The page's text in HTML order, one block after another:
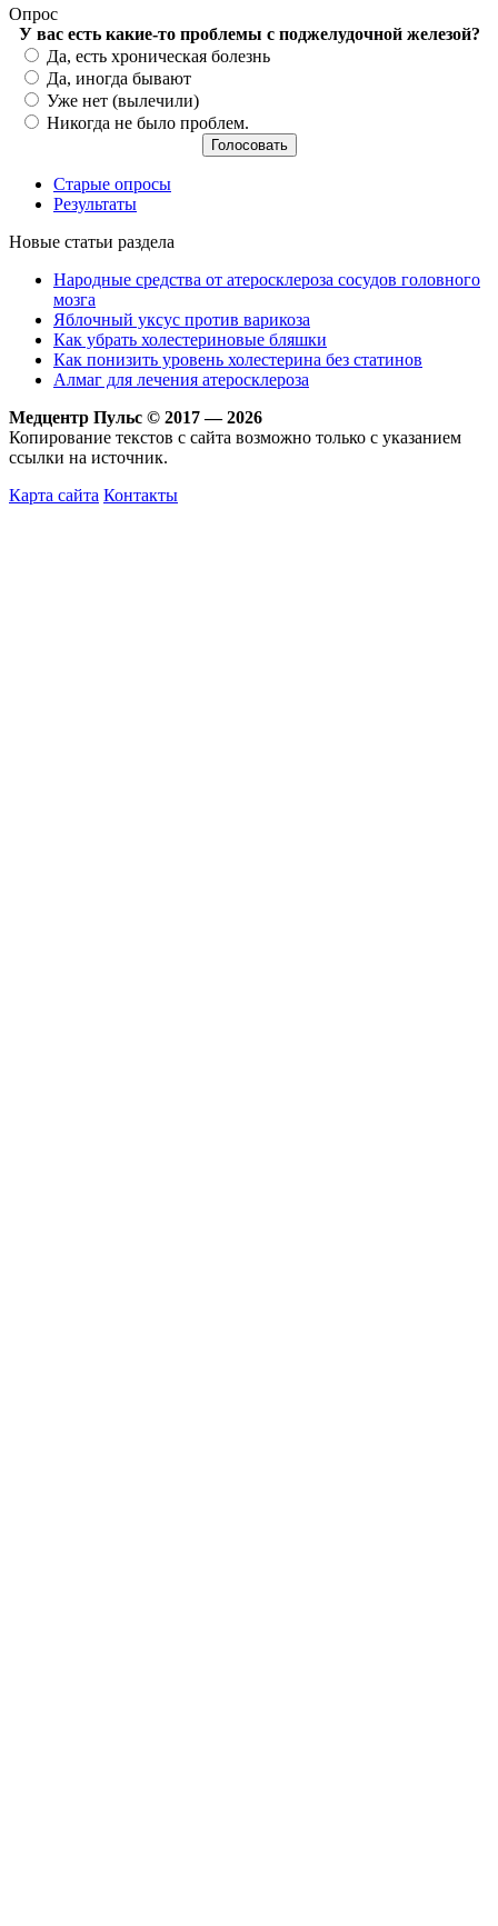
Опрос
У вас есть какие-то проблемы с поджелудочной железой?
Варианты
Да, есть хроническая болезнь
Да, иногда бывают
Уже нет (вылечили)
Никогда не было проблем.
Старые опросы
Результаты
Новые статьи раздела
Народные средства от атеросклероза сосудов головного
мозга
Яблочный уксус против варикоза
Как убрать холестериновые бляшки
Как понизить уровень холестерина без статинов
Алмаг для лечения атеросклероза
Медцентр Пульс © 2017 — 2026
Копирование текстов с сайта возможно только с указанием
ссылки на источник.
Карта сайта Контакты